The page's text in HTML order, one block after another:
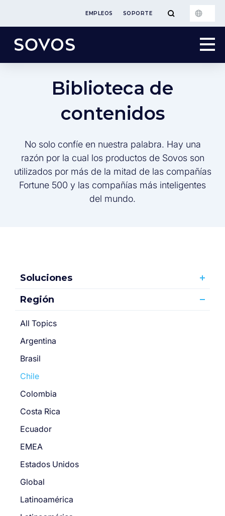
EMPLEOS SOPORTE
Biblioteca de
contenidos
No solo confíe en nuestra palabra. Hay una
razón por la cual los productos de Sovos son
utilizados por más de la mitad de las compañías
Fortune 500 y las compañías más inteligentes
del mundo.
Soluciones
Región
All Topics
Argentina
Brasil
Chile
Colombia
Costa Rica
Ecuador
EMEA
Estados Unidos
Global
Latinoamérica